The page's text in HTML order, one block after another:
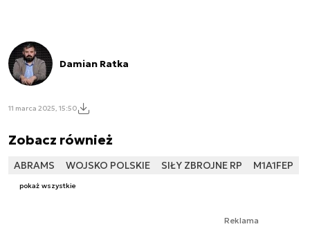
Damian Ratka
11 marca 2025, 15:50
Zobacz również
ABRAMS WOJSKO POLSKIE SIŁY ZBROJNE RP M1A1FEP
pokaż wszystkie
Reklama